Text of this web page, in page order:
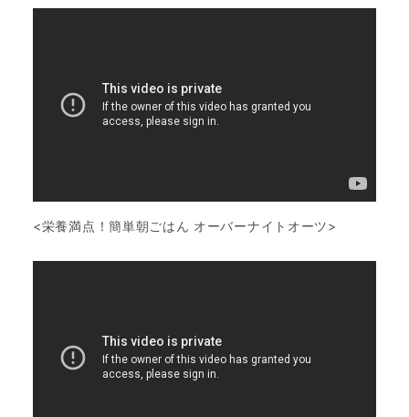
<栄養満点！簡単朝ごはん オーバーナイトオーツ>